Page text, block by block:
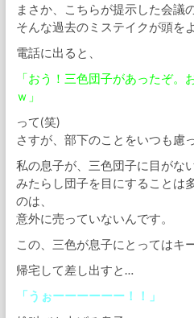
まさか、こちらが提示した会議
そんな過去のミステイクが頭を
電話に出ると、
「おう！三色団子があったぞ。
ｗ」
って(笑)
さすが、部下のことをいつも慮
私の息子が、三色団子に目がな
みたらし団子を目にすることは
のは、
意外に売っていないんです。
この、三色が息子にとってはキ
帰宅して差し出すと…
「うぉーーーーーー！！」